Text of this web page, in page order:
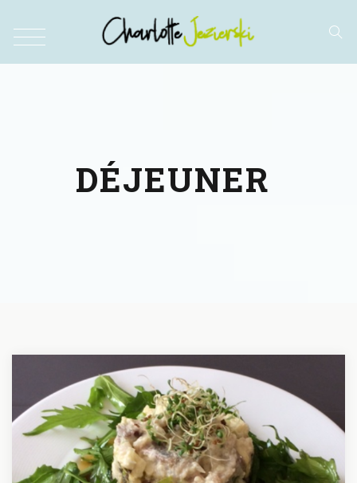
DÉJEUNER